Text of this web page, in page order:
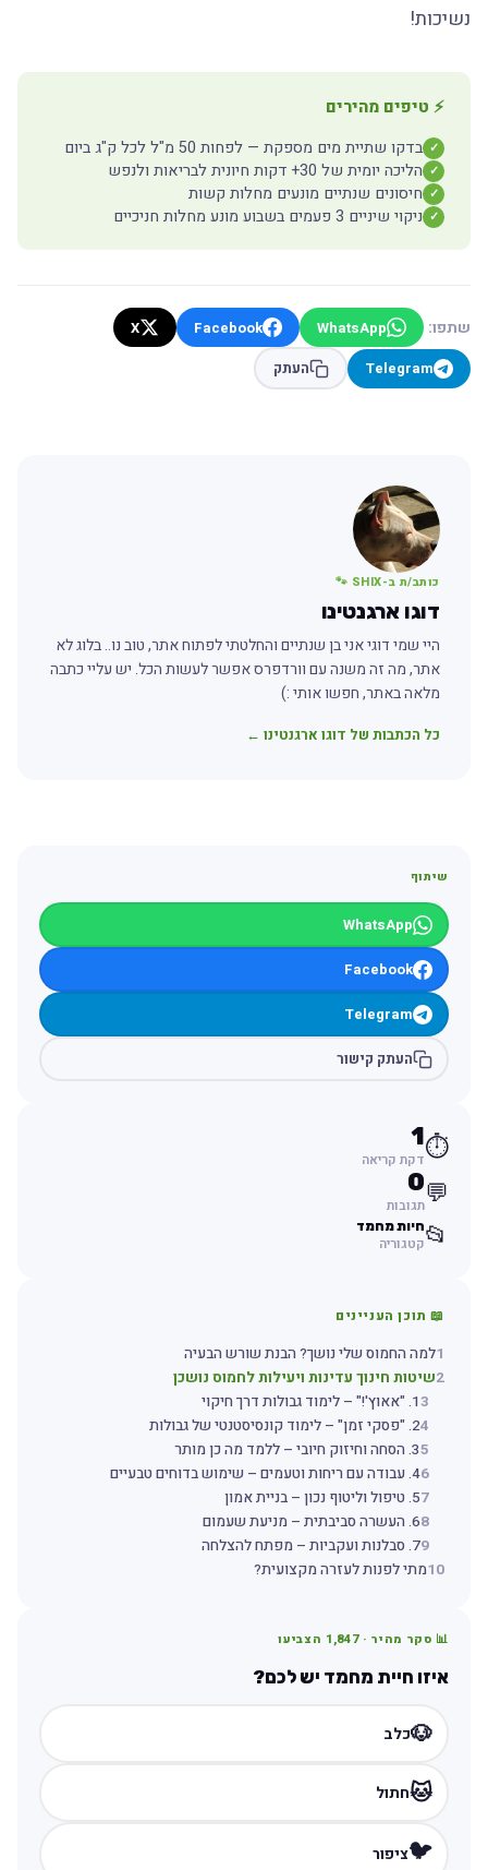
נשיכות!
⚡ טיפים מהירים
✓ בדקו שתיית מים מספקת — לפחות 50 מ"ל לכל ק"ג ביום
✓ הליכה יומית של 30+ דקות חיונית לבריאות ולנפש
✓ חיסונים שנתיים מונעים מחלות קשות
✓ ניקוי שיניים 3 פעמים בשבוע מונע מחלות חניכיים
שתפו: WhatsApp
Facebook
X
Telegram
העתק
כותב/ת ב-SHIX 🐾
דוגו ארגנטינו
היי שמי דוגי אני בן שנתיים והחלטתי לפתוח אתר, טוב נו.. בלוג לא
אתר, מה זה משנה עם וורדפרס אפשר לעשות הכל. יש עליי כתבה
מלאה באתר, חפשו אותי :)
כל הכתבות של דוגו ארגנטינו ←
שיתוף
WhatsApp
Facebook
Telegram
העתק קישור
⏱️
1
דקת קריאה
💬
0
תגובות
📂חיות מחמד
קטגוריה
📖 תוכן העניינים
למה החמוס שלי נושך? הבנת שורש הבעיה
2שיטות חינוך עדינות ויעילות לחמוס נושכן
1. "אאוץ'!" – לימוד גבולות דרך חיקוי
2. "פסקי זמן" – לימוד קונסיסטנטי של גבולות
3. הסחה וחיזוק חיובי – ללמד מה כן מותר
64. עבודה עם ריחות וטעמים – שימוש בדוחים טבעיים
75. טיפול וליטוף נכון – בניית אמון
86. העשרה סביבתית – מניעת שעמום
97. סבלנות ועקביות – מפתח להצלחה
10מתי לפנות לעזרה מקצועית?
📊 סקר מהיר · 1,847הצביעו
איזו חיית מחמד יש לכם?
🐶כלב
🐱חתול
🐦ציפור